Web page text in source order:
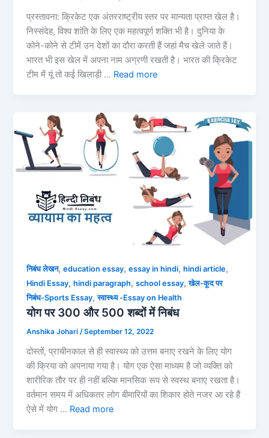
प्रस्तावना: क्रिकेट एक अंतरराष्ट्रीय स्तर पर मान्यता प्राप्त खेल है।
निस्संदेह, विश्व शांति के लिए एक महत्वपूर्ण शक्ति भी है। दुनिया के
कोने-कोने से टीमें उन देशों का दौरा करती हैं जहां मैच खेले जाते हैं।
भारत भी इस खेल में अपना नाम अग्रणी रखती है। भारत की क्रिकेट
टीम में यूं तो कई खिलाड़ी … Read more
निबंध लेखन,education essay,essay in hindi,hindi article,
Hindi Essay,hindi paragraph,school essay,खेल-कूद पर
निबंध-Sports Essay,स्वास्थ्य -Essay on Health
योग पर 300 और 500 शब्दों में निबंध
Anshika Johari/September 12, 2022
दोस्तों, प्राचीनकाल से ही स्वास्थ्य को उत्तम बनाए रखने के लिए योग
की क्रिया को अपनाया गया है। योग एक ऐसा माध्यम है जो व्यक्ति को
शारीरिक तौर पर ही नहीं बल्कि मानसिक रूप से स्वस्थ बनाए रखता है।
वर्तमान समय में अधिकतर लोग बीमारियों का शिकार होते नजर आ रहे हैं
ऐसे में योग … Read more